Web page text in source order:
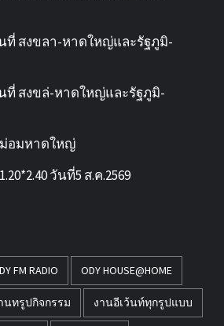
ที่ สงขลา-หาดใหญ่และรัฐภูมิ-
ที่ สงขล่-หาดใหญ่และรัฐภูมิ-
อมหาดใหญ่
วันที่5 ส.ค.2569
FM RADIO ODY HOUSE@HOME
นทรูปกิจกรรม งานอีเว้นท์ทุกรูปแบบ